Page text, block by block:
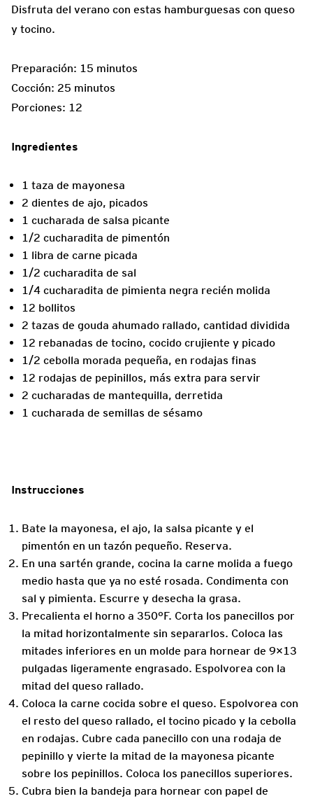
Disfruta del verano con estas hamburguesas con queso
y tocino.
Preparación: 15 minutos
Cocción: 25 minutos
Porciones: 12
Ingredientes
1 taza de mayonesa
2 dientes de ajo, picados
1 cucharada de salsa picante
1/2 cucharadita de pimentón
1 libra de carne picada
1/2 cucharadita de sal
1/4 cucharadita de pimienta negra recién molida
12 bollitos
2 tazas de gouda ahumado rallado, cantidad dividida
12 rebanadas de tocino, cocido crujiente y picado
1/2 cebolla morada pequeña, en rodajas finas
12 rodajas de pepinillos, más extra para servir
2 cucharadas de mantequilla, derretida
1 cucharada de semillas de sésamo
Instrucciones
Bate la mayonesa, el ajo, la salsa picante y el
pimentón en un tazón pequeño. Reserva.
En una sartén grande, cocina la carne molida a fuego
medio hasta que ya no esté rosada. Condimenta con
sal y pimienta. Escurre y desecha la grasa.
Precalienta el horno a 350°F. Corta los panecillos por
la mitad horizontalmente sin separarlos. Coloca las
mitades inferiores en un molde para hornear de 9×13
pulgadas ligeramente engrasado. Espolvorea con la
mitad del queso rallado.
Coloca la carne cocida sobre el queso. Espolvorea con
el resto del queso rallado, el tocino picado y la cebolla
en rodajas. Cubre cada panecillo con una rodaja de
pepinillo y vierte la mitad de la mayonesa picante
sobre los pepinillos. Coloca los panecillos superiores.
Cubra bien la bandeja para hornear con papel de